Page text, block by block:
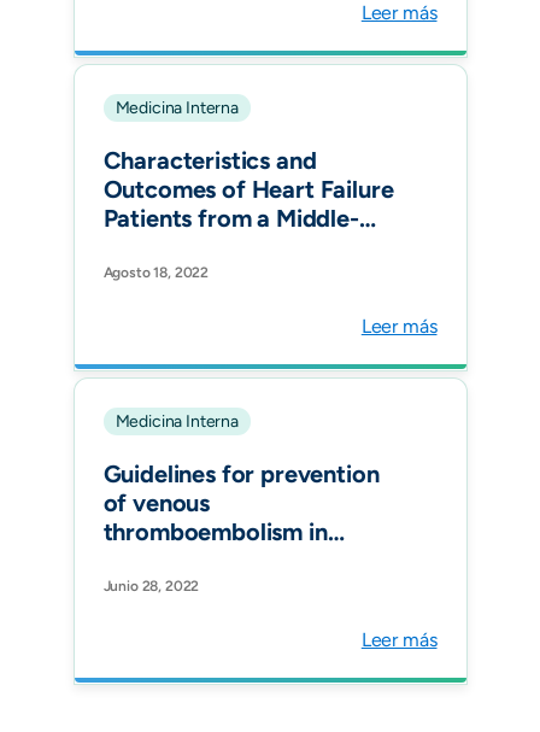
Leer más
Medicina Interna
Characteristics and
Outcomes of Heart Failure
Patients from a Middle-
RECOLFACA Registry.
Agosto 18, 2022
Leer más
Medicina Interna
Guidelines for prevention
of venous
thromboembolism in
patients and long-distance
Junio 28, 2022
Leer más